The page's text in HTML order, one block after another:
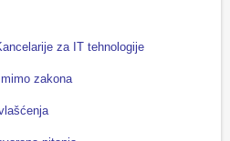
za IT tehnologije
zakona